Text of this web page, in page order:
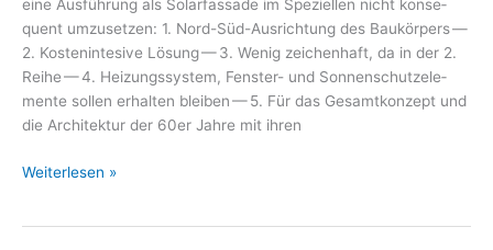
eine Aus­füh­rung als Solar­fas­sa­de im Spe­zi­el­len nicht kon­se­
quent umzu­set­zen: 1. Nord-Süd-Aus­­rich­­tung des Bau­kör­pers —
2. Kos­ten­in­te­si­ve Lösung — 3. Wenig zei­chen­haft, da in der 2.
Rei­he — 4. Hei­zungs­sys­tem, Fens­­ter- und Son­nen­schutz­ele­
men­te sol­len erhal­ten blei­ben — 5. Für das Gesamt­kon­zept und
die Archi­tek­tur der 60er Jah­re mit ihren
Weiterlesen »